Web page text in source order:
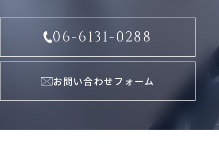
06-6131-0288
お問い合わせフォーム